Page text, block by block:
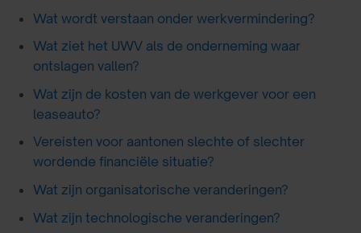
Wat wordt verstaan onder werkvermindering?
Wat ziet het UWV als de onderneming waar
ontslagen vallen?
Wat zijn de kosten van de werkgever voor een
leaseauto?
Vereisten voor aantonen slechte of slechter
wordende financiële situatie?
Wat zijn organisatorische veranderingen?
Wat zijn technologische veranderingen?